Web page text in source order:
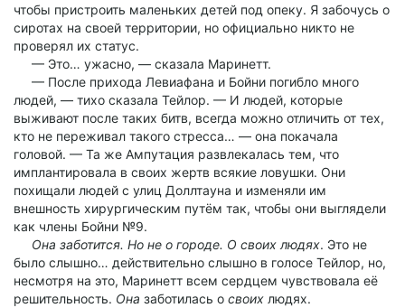
чтобы пристроить маленьких детей под опеку. Я забочусь о
сиротах на своей территории, но официально никто не
проверял их статус.
— Это… ужасно, — сказала Маринетт.
— После прихода Левиафана и Бойни погибло много
людей, — тихо сказала Тейлор. — И людей, которые
выживают после таких битв, всегда можно отличить от тех,
кто не переживал такого стресса… — она покачала
головой. — Та же Ампутация развлекалась тем, что
имплантировала в своих жертв всякие ловушки. Они
похищали людей с улиц Доллтауна и изменяли им
внешность хирургическим путём так, чтобы они выглядели
как члены Бойни №9.
Она заботится. Но не о городе. О своих людях. Это не
было слышно… действительно слышно в голосе Тейлор, но,
несмотря на это, Маринетт всем сердцем чувствовала её
решительность. Она заботилась о своих людях.